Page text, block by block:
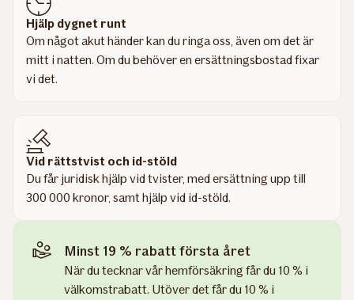
Hjälp dygnet runt
Om något akut händer kan du ringa oss, även om det är
mitt i natten. Om du behöver en ersättningsbostad fixar
vi det.
Vid rättstvist och id-stöld
Du får juridisk hjälp vid tvister, med ersättning upp till
300 000 kronor, samt hjälp vid id-stöld.
Minst 19 % rabatt första året
När du tecknar vår hemförsäkring får du 10 % i
välkomstrabatt. Utöver det får du 10 % i